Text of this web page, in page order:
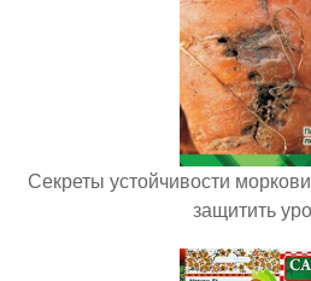
Секреты устойчивости
защитить